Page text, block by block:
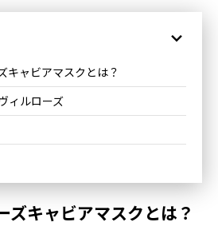
キャビアマスクとは？
ィルローズ
ズキャビアマスクとは？